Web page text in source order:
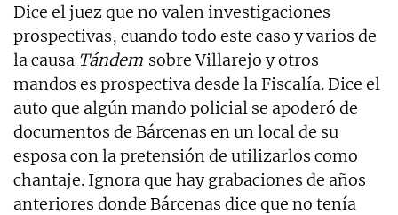
Dice el juez que no valen investigaciones
prospectivas, cuando todo este caso y varios de
la causa Tándem sobre Villarejo y otros
mandos es prospectiva desde la Fiscalía. Dice el
auto que algún mando policial se apoderó de
documentos de Bárcenas en un local de su
esposa con la pretensión de utilizarlos como
chantaje. Ignora que hay grabaciones de años
anteriores donde Bárcenas dice que no tenía